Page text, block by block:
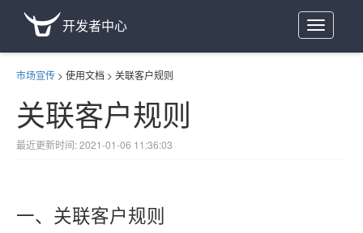
Toggle
navigation
开发者中心
市场宣传 > 使用文档 > 关联客户规则
关联客户规则
最近更新时间: 2021-01-06 11:36:03
一、关联客户规则